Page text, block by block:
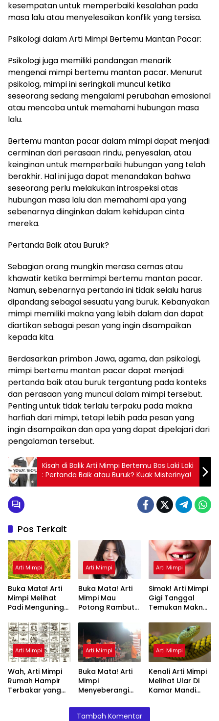
kesempatan untuk memperbaiki kesalahan pada
masa lalu atau menyelesaikan konflik yang tersisa.
Psikologi dalam Arti Mimpi Bertemu Mantan Pacar:
Psikologi juga memiliki pandangan menarik
mengenai mimpi bertemu mantan pacar. Menurut
psikolog, mimpi ini seringkali muncul ketika
seseorang sedang mengalami perubahan emosional
atau mencoba untuk memahami hubungan masa
lalu.
Bertemu mantan pacar dalam mimpi dapat menjadi
cerminan dari perasaan rindu, penyesalan, atau
keinginan untuk memperbaiki hubungan yang telah
berakhir. Hal ini juga dapat menandakan bahwa
seseorang perlu melakukan introspeksi atas
hubungan masa lalu dan memahami apa yang
sebenarnya diinginkan dalam kehidupan cinta
mereka.
Pertanda Baik atau Buruk?
Sebagian orang mungkin merasa cemas atau
khawatir ketika bermimpi bertemu mantan pacar.
Namun, sebenarnya pertanda ini tidak selalu harus
dipandang sebagai sesuatu yang buruk. Kebanyakan
mimpi memiliki makna yang lebih dalam dan dapat
diartikan sebagai pesan yang ingin disampaikan
kepada kita.
Berdasarkan primbon Jawa, agama, dan psikologi,
mimpi bertemu mantan pacar dapat menjadi
pertanda baik atau buruk tergantung pada konteks
dan perasaan yang muncul dalam mimpi tersebut.
Penting untuk tidak terlalu terpaku pada makna
harfiah dari mimpi, tetapi lebih pada pesan yang
ingin disampaikan dan apa yang dapat dipelajari dari
pengalaman tersebut.
Kisah di Balik Arti Mimpi Bertemu Bos Laki Laki
: Pertanda Baik atau Buruk? Kuak Misterinya!
Pos Terkait
Arti Mimpi
Buka Mata! Arti
Mimpi Melihat
Padi Menguning
Diketahui
Arti Mimpi
Buka Mata! Arti
Mimpi Mau
Potong Rambut
Ini Penjelasannya
Arti Mimpi
Simak! Arti Mimpi
Gigi Tanggal
Temukan Makna
Arti Mimpi
Wah, Arti Mimpi
Rumah Hampir
Terbakar yang
Arti Mimpi
Buka Mata! Arti
Mimpi
Menyeberangi
Teman Ternyata
Ini Artinya
Arti Mimpi
Kenali Arti Mimpi
Melihat Ular Di
Kamar Mandi
Ini Penjelasannya
Tambah Komentar